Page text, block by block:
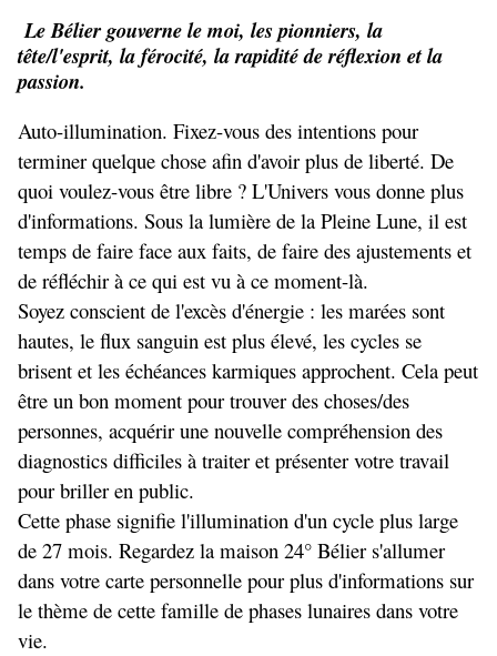
Le Bélier gouverne le moi, les pionniers, la
tête/l'esprit, la férocité, la rapidité de réflexion et la
passion.
Auto-illumination. Fixez-vous des intentions pour
terminer quelque chose afin d'avoir plus de liberté. De
quoi voulez-vous être libre ? L'Univers vous donne plus
d'informations. Sous la lumière de la Pleine Lune, il est
temps de faire face aux faits, de faire des ajustements et
de réfléchir à ce qui est vu à ce moment-là.
Soyez conscient de l'excès d'énergie : les marées sont
hautes, le flux sanguin est plus élevé, les cycles se
brisent et les échéances karmiques approchent. Cela peut
être un bon moment pour trouver des choses/des
personnes, acquérir une nouvelle compréhension des
diagnostics difficiles à traiter et présenter votre travail
pour briller en public.
Cette phase signifie l'illumination d'un cycle plus large
de 27 mois. Regardez la maison 24° Bélier s'allumer
dans votre carte personnelle pour plus d'informations sur
le thème de cette famille de phases lunaires dans votre
vie.